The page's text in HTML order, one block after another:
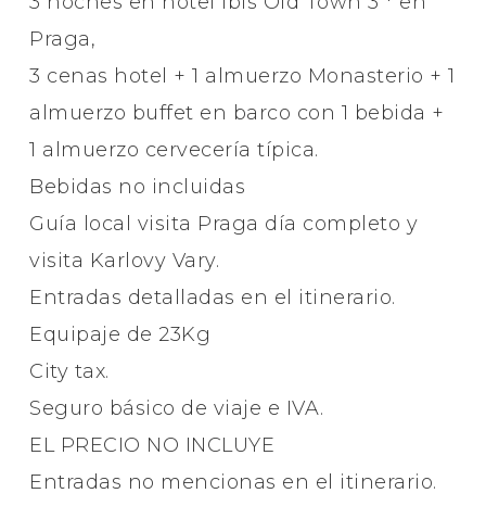
Praga,
3 cenas hotel + 1 almuerzo Monasterio + 1
almuerzo buffet en barco con 1 bebida +
1 almuerzo cervecería típica.
Bebidas no incluidas
Guía local visita Praga día completo y
visita Karlovy Vary.
Entradas detalladas en el itinerario.
Equipaje de 23Kg
City tax.
Seguro básico de viaje e IVA.
EL PRECIO NO INCLUYE
Entradas no mencionas en el itinerario.